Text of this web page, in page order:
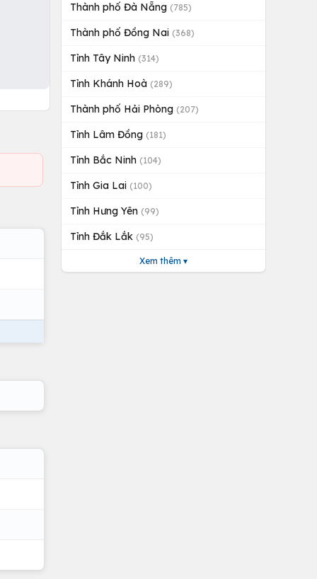
Thành phố Đà Nẵng (785)
Thành phố Đồng Nai (368)
Tỉnh Tây Ninh (314)
Tỉnh Khánh Hoà (289)
Thành phố Hải Phòng (207)
Tỉnh Lâm Đồng (181)
Tỉnh Bắc Ninh (104)
Tỉnh Gia Lai (100)
Tỉnh Hưng Yên (99)
Tỉnh Đắk Lắk (95)
Xem thêm ▾